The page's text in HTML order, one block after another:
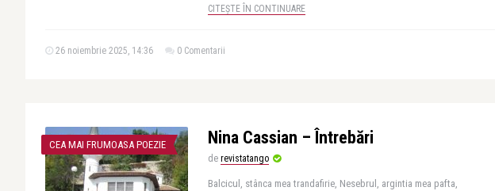
CITEȘTE ÎN CONTINUARE
26 noiembrie 2025, 14:36 0 Comentarii
CEA MAI FRUMOASA POEZIE Nina Cassian – Întrebări
de revistatango
Balcicul, stânca mea trandafirie, Nesebrul, argintia mea pafta,